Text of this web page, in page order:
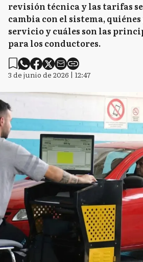
revisión técnica y las tarifas
cambia con el sistema,
servicio y cuáles son las
para los conductores.
3 de junio de 2026 | 12:47